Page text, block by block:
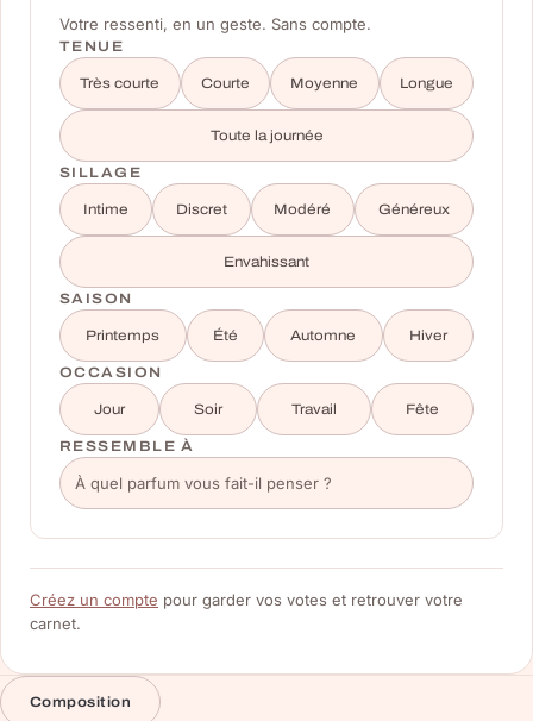
Votre ressenti, en un geste. Sans compte.
TENUE
Très courte Courte Moyenne Longue
Toute la journée
SILLAGE
Intime Discret Modéré Généreux
Envahissant
SAISON
Printemps Été Automne Hiver
OCCASION
Jour Soir Travail Fête
RESSEMBLE À
Créez un compte pour garder vos votes et retrouver votre
carnet.
Composition